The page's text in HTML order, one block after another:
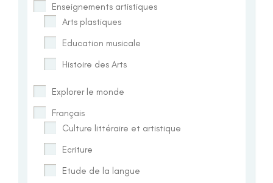
Enseignements artistiques
Arts plastiques
Education musicale
Histoire des Arts
Explorer le monde
Français
Culture littéraire et artistique
Ecriture
Etude de la langue